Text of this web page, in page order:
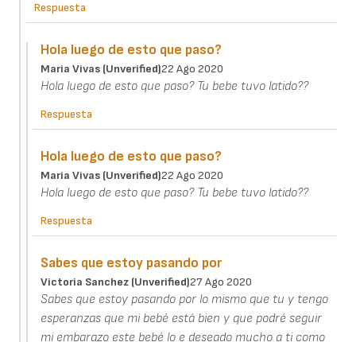
Respuesta
Hola luego de esto que paso?
Maria Vivas (unverified)22 Ago 2020
Hola luego de esto que paso? Tu bebe tuvo latido??
Respuesta
Hola luego de esto que paso?
Maria Vivas (unverified)22 Ago 2020
Hola luego de esto que paso? Tu bebe tuvo latido??
Respuesta
Sabes que estoy pasando por
Victoria Sanchez (unverified)27 Ago 2020
Sabes que estoy pasando por lo mismo que tu y tengo
esperanzas que mi bebé está bien y que podré seguir
mi embarazo este bebé lo e deseado mucho a ti como